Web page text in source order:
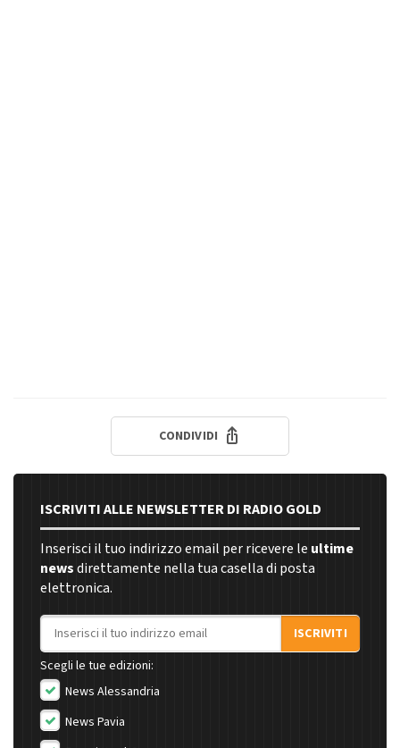
CONDIVIDI
ISCRIVITI ALLE NEWSLETTER DI RADIO GOLD
Inserisci il tuo indirizzo email per ricevere le ultime
newsdirettamente nella tua casella di posta
elettronica.
Indirizzo email
ISCRIVITI
Scegli le tue edizioni:
News Alessandria
News Pavia